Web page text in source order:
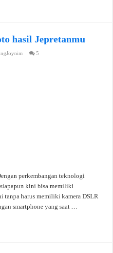
hasil Jepretanmu
5
perkembangan teknologi
kini bisa memiliki
tanpa harus memiliki kamera DSLR
smartphone yang saat …